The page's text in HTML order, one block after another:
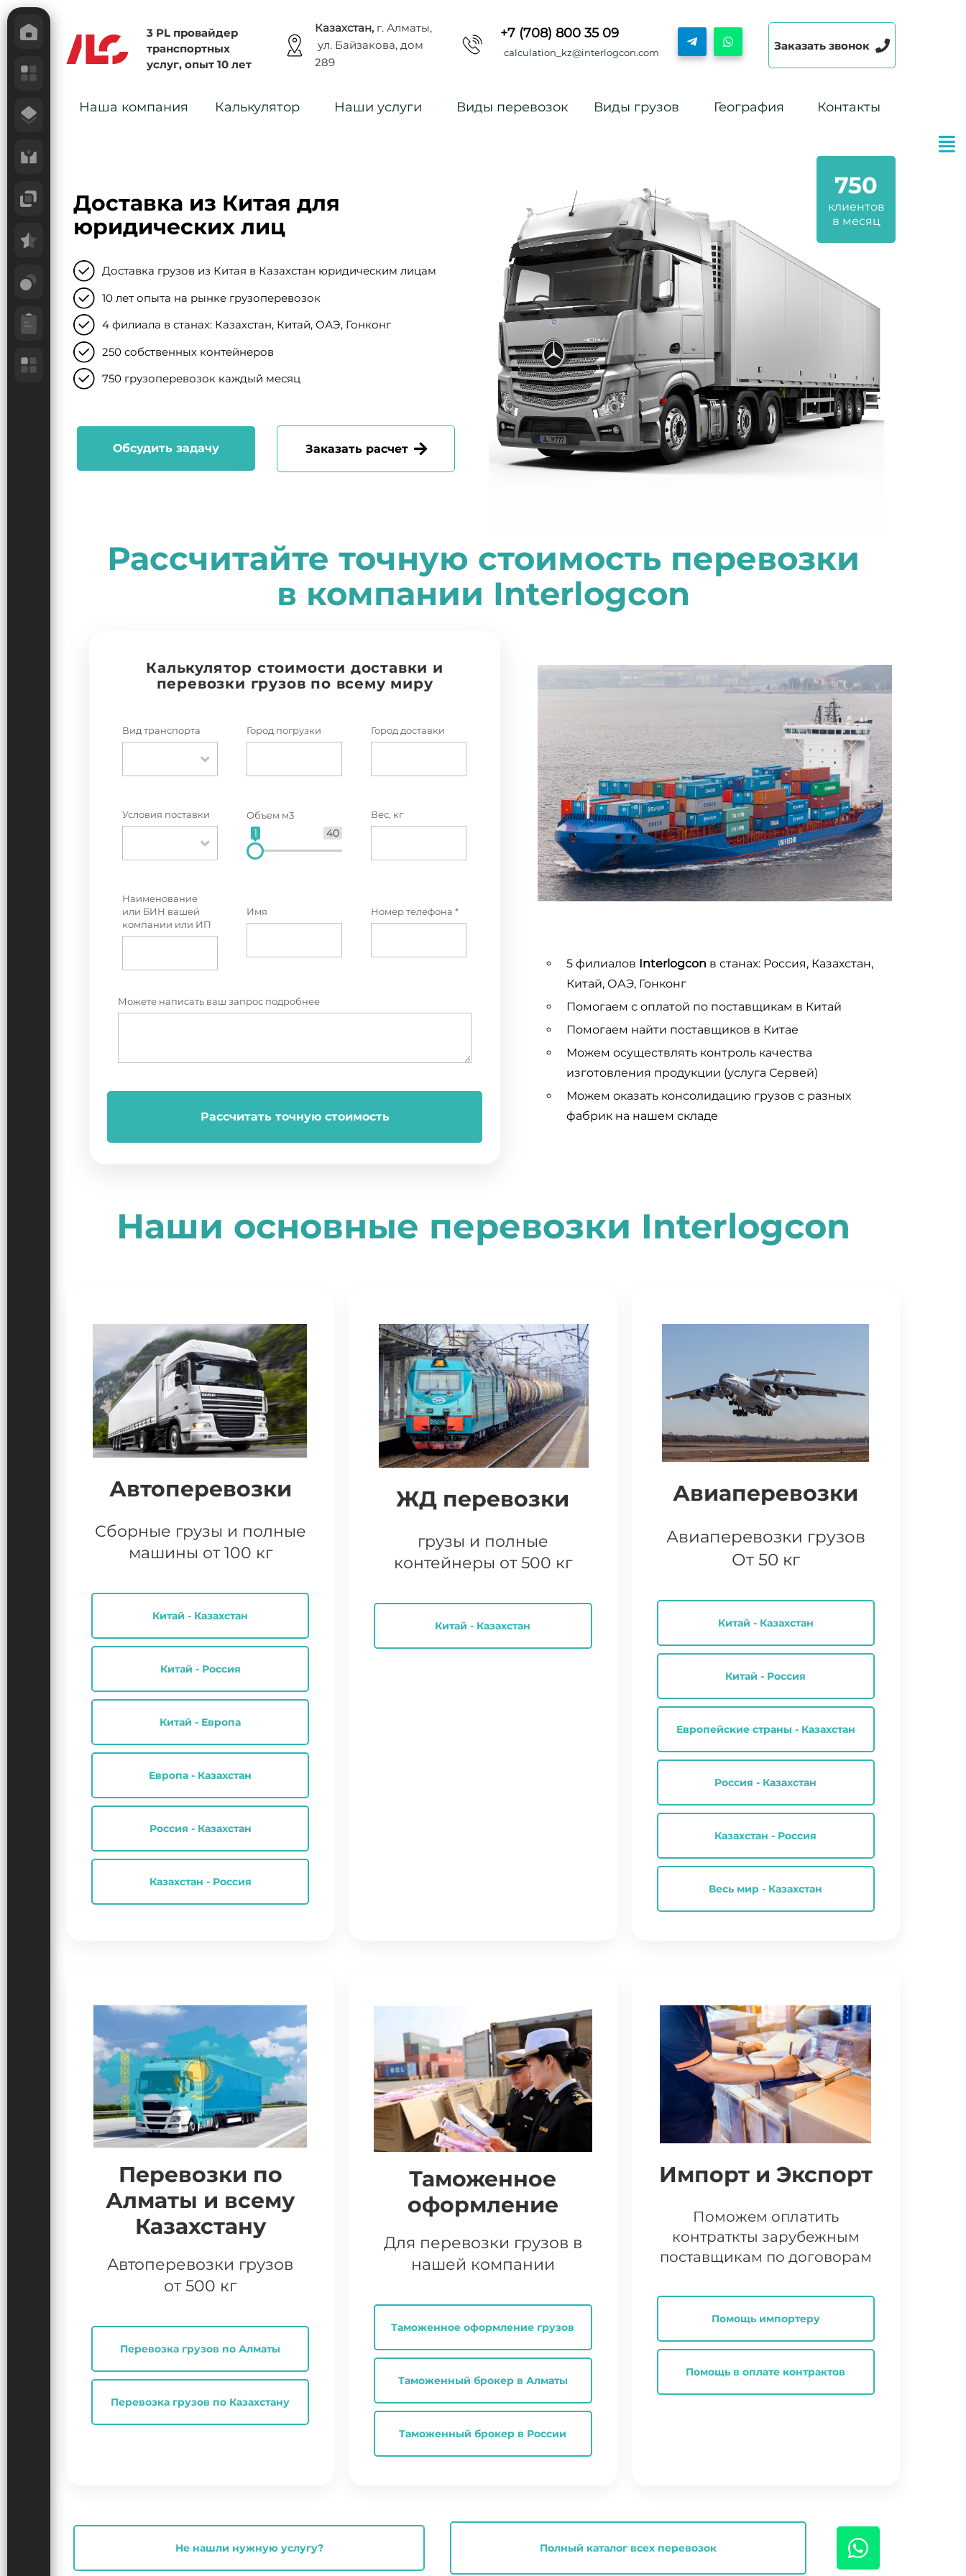
3 PL провайдер
транспортных
услуг, опыт 10 лет
Казахстан, г. Алматы,
ул. Байзакова, дом
289
+7 (708) 800 35 09
calculation_kz@interlogcon.com Заказать звонок
Наша компания Калькулятор Наши услуги Виды перевозок Виды грузов География Контакты
Доставка из Китая для
юридических лиц
Доставка грузов из Китая в Казахстан юридическим лицам
10 лет опыта на рынке грузоперевозок
4 филиала в станах: Казахстан, Китай, ОАЭ, Гонконг
250 собственных контейнеров
750 грузоперевозок каждый месяц
Обсудить задачу Заказать расчет
750
клиентов
в месяц
Рассчитайте точную стоимость перевозки
в компании Interlogcon
Калькулятор стоимости доставки и
перевозки грузов по всему миру
Вид транспорта Город погрузки Город доставки
Условия поставки Объем м3
40
1
Вес, кг
Наименование
или БИН вашей
компании или ИП
Имя Номер телефона *
Можете написать ваш запрос подробнее
Рассчитать точную стоимость
5 филиалов Interlogcon в станах: Россия, Казахстан,
Китай, ОАЭ, Гонконг
Помогаем с оплатой по поставщикам в Китай
Помогаем найти поставщиков в Китае
Можем осуществлять контроль качества
изготовления продукции (услуга Сервей)
Можем оказать консолидацию грузов с разных
фабрик на нашем складе
Наши основные перевозки Interlogcon
Автоперевозки
Сборные грузы и полные
машины от 100 кг
Китай - Казахстан
Китай - Россия
Китай - Европа
Европа - Казахстан
Россия - Казахстан
Казахстан - Россия
ЖД перевозки
грузы и полные
контейнеры от 500 кг
Китай - Казахстан
Авиаперевозки
Авиаперевозки грузов
От 50 кг
Китай - Казахстан
Китай - Россия
Европейские страны - Казахстан
Россия - Казахстан
Казахстан - Россия
Весь мир - Казахстан
Перевозки по
Алматы и всему
Казахстану
Автоперевозки грузов
от 500 кг
Перевозка грузов по Алматы
Перевозка грузов по Казахстану
Таможенное
оформление
Для перевозки грузов в
нашей компании
Таможенное оформление грузов
Таможенный брокер в Алматы
Таможенный брокер в России
Импорт и Экспорт
Поможем оплатить
контраткты зарубежным
поставщикам по договорам
Помощь импортеру
Помощь в оплате контрактов
Не нашли нужную услугу? Полный каталог всех перевозок